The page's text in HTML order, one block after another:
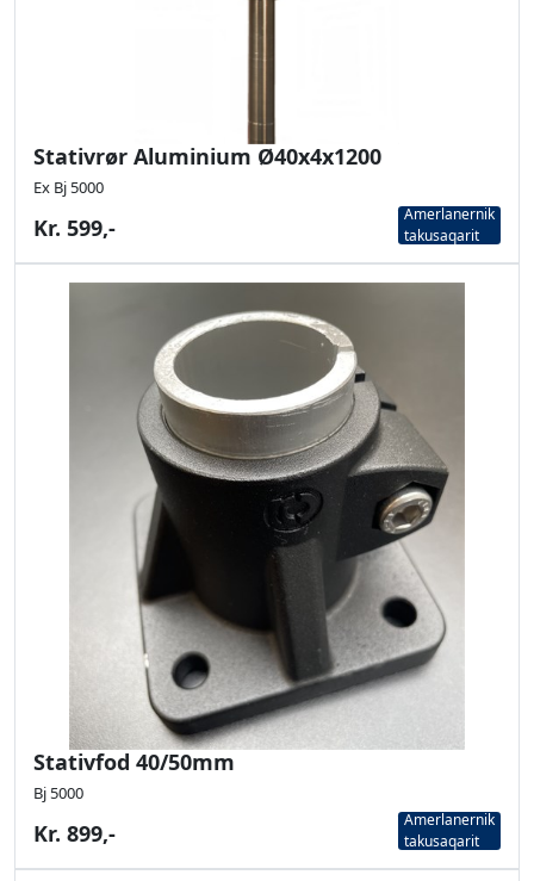
Stativrør Aluminium Ø40x4x1200
Ex Bj 5000
Kr. 599,-
Amerlanernik
takusaqarit
Stativfod 40/50mm
Bj 5000
Kr. 899,-
Amerlanernik
takusaqarit